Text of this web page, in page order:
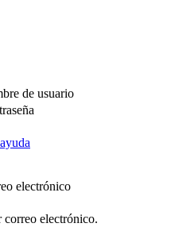
de usuario
electrónico
correo electrónico.